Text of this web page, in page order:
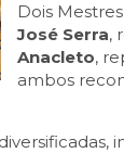
Dois
José Serra,
Anacleto,
ambos